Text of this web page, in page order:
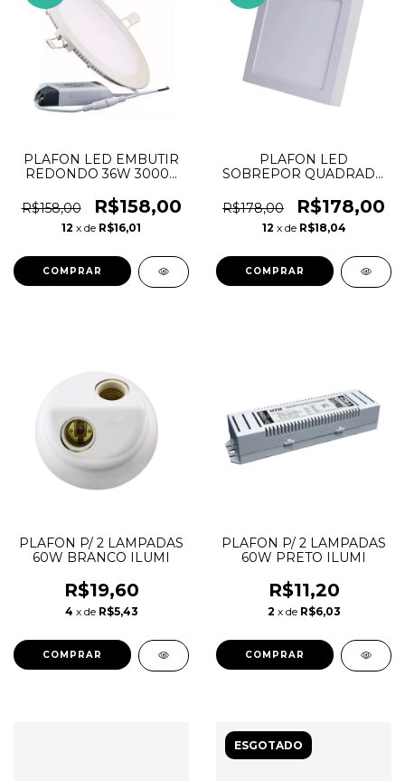
PLAFON LED EMBUTIR
REDONDO 36W 3000K
R$158,00
R$158,00
12 x de R$16,01
PLAFON LED
SOBREPOR QUADRADO
R$178,00
R$178,00
12 x de R$18,04
PLAFON P/ 2 LAMPADAS
60W BRANCO ILUMI
R$19,60
4 x de R$5,43
PLAFON P/ 2 LAMPADAS
60W PRETO ILUMI
R$11,20
2 x de R$6,03
ESGOTADO